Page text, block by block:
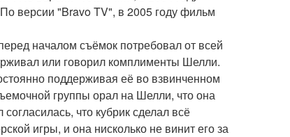
версии "Bravo TV", в 2005 году фильм
началом съёмок потребовал от всей
или говорил комплименты Шелли.
поддерживая её во взвинченном
группы орал на Шелли, что она
что кубрик сделал всё
игры, и она нисколько не винит его за